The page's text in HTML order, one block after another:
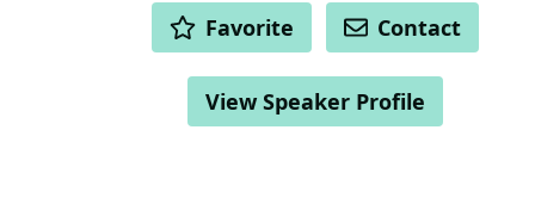
ACTIONS Favorite Contact
View Speaker Profile